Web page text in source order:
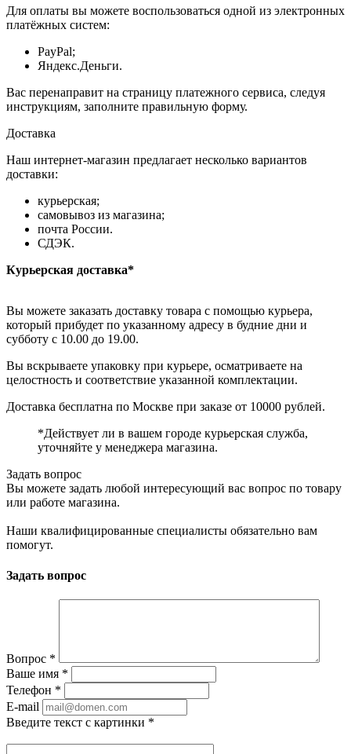
Для оплаты вы можете воспользоваться одной из электронных
платёжных систем:
PayPal;
Яндекс.Деньги.
Вас перенаправит на страницу платежного сервиса, следуя
инструкциям, заполните правильную форму.
Доставка
Наш интернет-магазин предлагает несколько вариантов
доставки:
курьерская;
самовывоз из магазина;
почта России.
СДЭК.
Курьерская доставка*
Вы можете заказать доставку товара с помощью курьера,
который прибудет по указанному адресу в будние дни и
субботу с 10.00 до 19.00.
Вы вскрываете упаковку при курьере, осматриваете на
целостность и соответствие указанной комплектации.
Доставка бесплатна по Москве при заказе от 10000 рублей.
*Действует ли в вашем городе курьерская служба,
уточняйте у менеджера магазина.
Задать вопрос
Вы можете задать любой интересующий вас вопрос по товару
или работе магазина.
Наши квалифицированные специалисты обязательно вам
помогут.
Задать вопрос
Вопрос *
Ваше имя *
Телефон *
E-mail
Введите текст с картинки *